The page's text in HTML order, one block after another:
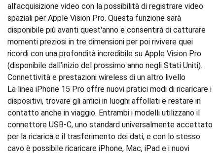
all’acquisizione video con la possibilità di registrare video
spaziali per Apple Vision Pro. Questa funzione sarà
disponibile più avanti quest'anno e consentirà di catturare
momenti preziosi in tre dimensioni per poi rivivere quei
ricordi con una profondità incredibile su Apple Vision Pro
(disponibile dall’inizio del prossimo anno negli Stati Uniti).
Connettività e prestazioni wireless di un altro livello
La linea iPhone 15 Pro offre nuovi pratici modi di ricaricare i
dispositivi, trovare gli amici in luoghi affollati e restare in
contatto anche in viaggio. Entrambi i modelli utilizzano il
connettore USB‑C, uno standard universalmente accettato
per la ricarica e il trasferimento dei dati, e con lo stesso
cavo è possibile ricaricare iPhone, Mac, iPad e i nuovi